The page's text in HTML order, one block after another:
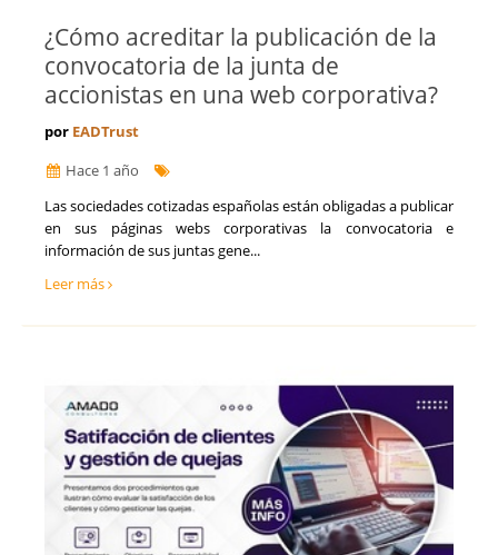
¿Cómo acreditar la publicación de la
convocatoria de la junta de
accionistas en una web corporativa?
por EADTrust
Hace 1 año
​Las sociedades cotizadas españolas están obligadas a publicar
en sus páginas webs corporativas la convocatoria e
información de sus juntas gene...
Leer más